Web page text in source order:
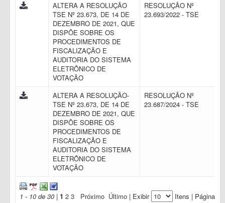
ALTERA A RESOLUÇÃO
TSE Nº 23.673, DE 14 DE
DEZEMBRO DE 2021, QUE
DISPÕE SOBRE OS
PROCEDIMENTOS DE
FISCALIZAÇÃO E
AUDITORIA DO SISTEMA
ELETRÔNICO DE
VOTAÇÃO
RESOLUÇÃO Nº
23.693/2022 - TSE
ALTERA A RESOLUÇÃO-
TSE Nº 23.673, DE 14 DE
DEZEMBRO DE 2021, QUE
DISPÕE SOBRE OS
PROCEDIMENTOS DE
FISCALIZAÇÃO E
AUDITORIA DO SISTEMA
ELETRÔNICO DE
VOTAÇÃO
RESOLUÇÃO Nº
23.687/2024 - TSE
1 - 10 de 30 | 1 2 3 Próximo Último | Exibir Itens | Página: